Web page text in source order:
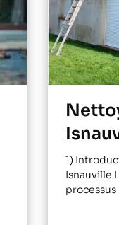
1)
Isnauville
processus